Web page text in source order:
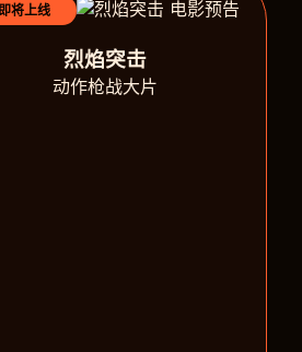
即将上线
烈焰突击
动作枪战大片